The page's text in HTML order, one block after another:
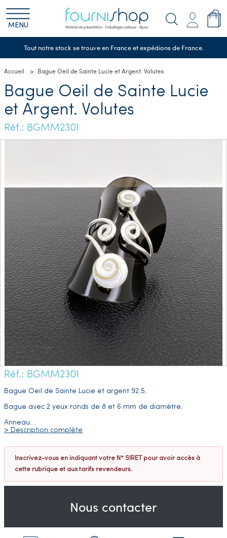
MENU
Tout notre stock se trouve en France et expédions de France.
Accueil Bague Oeil de Sainte Lucie et Argent. Volutes
Bague Oeil de Sainte Lucie
et Argent. Volutes
Réf.: BGMM2301
Réf.: BGMM2301
Bague Oeil de Sainte Lucie et argent 92.5.
Bague avec 2 yeux ronds de 8 et 6 mm de diamètre.
Anneau…
> Description complète
Inscrivez-vous en indiquant votre N° SIRET pour avoir accès à
cette rubrique et aux tarifs revendeurs.
Nous contacter